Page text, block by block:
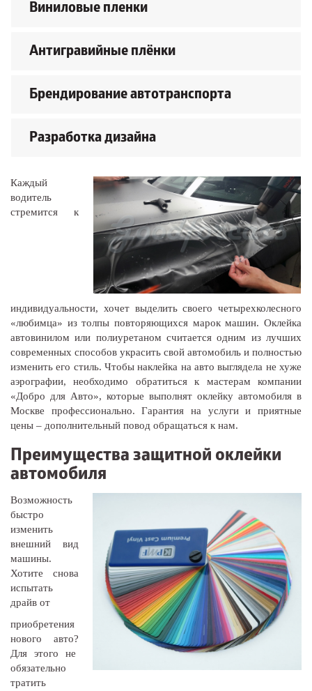
Виниловые пленки
Антигравийные плёнки
Брендирование автотранспорта
Разработка дизайна
Каждый
водитель
стремится к
индивидуальности, хочет выделить своего четырехколесного
«любимца» из толпы повторяющихся марок машин. Оклейка
автовинилом или полиуретаном считается одним из лучших
современных способов украсить свой автомобиль и полностью
изменить его стиль. Чтобы наклейка на авто выглядела не хуже
аэрографии, необходимо обратиться к мастерам компании
«Добро для Авто», которые выполнят оклейку автомобиля в
Москве профессионально. Гарантия на услуги и приятные
цены – дополнительный повод обращаться к нам.
Преимущества защитной оклейки
автомобиля
Возможность
быстро
изменить
внешний вид
машины.
Хотите снова
испытать
драйв от
приобретения
нового авто?
Для этого не
обязательно
тратить